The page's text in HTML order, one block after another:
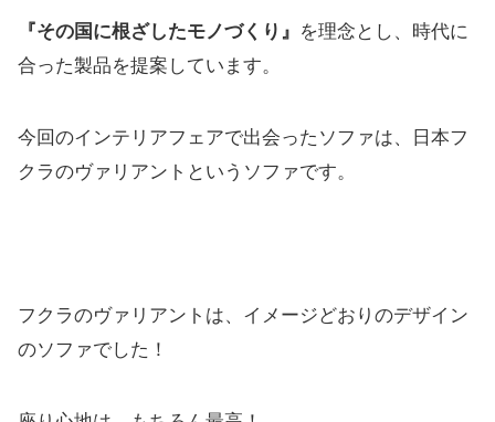
『その国に根ざしたモノづくり』 を理念とし、時代に
合った製品を提案しています。
今回のインテリアフェアで出会ったソファは、日本フ
クラのヴァリアントというソファです。
フクラのヴァリアントは、イメージどおりのデザイン
のソファでした！